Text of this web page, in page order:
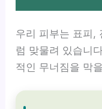
우리 피부는 표피,
럼 맞물려 있습니
적인 무너짐을 막